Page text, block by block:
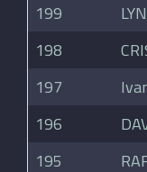
199
198
197
196
195